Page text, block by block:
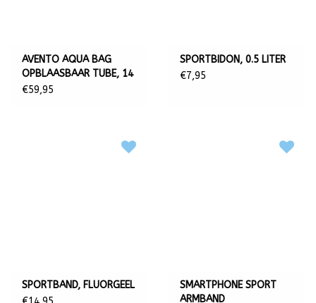
AVENTO AQUA BAG
OPBLAASBAAR TUBE, 14
LITER
€59,95
SPORTBIDON, 0.5 LITER
€7,95
SPORTBAND, FLUORGEEL
SMARTPHONE SPORT
ARMBAND